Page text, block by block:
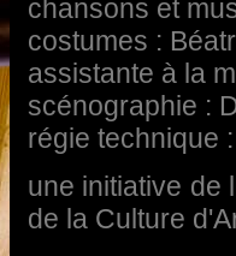
chansons et
costumes :
assistante à la
scénographie :
régie technique
une initiative de
de la Culture